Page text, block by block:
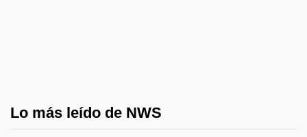
Lo más leído de NWS